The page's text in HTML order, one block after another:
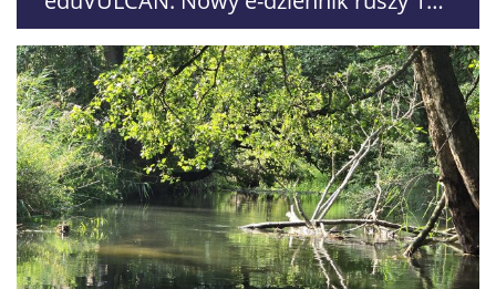
sierpnia